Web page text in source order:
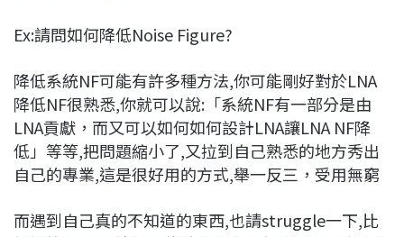
Ex:請問如何降低Noise Figure?
降低系統NF可能有許多種方法,你可能剛好對於LNA
降低NF很熟悉,你就可以說:「系統NF有一部分是由
LNA貢獻，而又可以如何如何設計LNA讓LNA NF降
低」等等,把問題縮小了,又拉到自己熟悉的地方秀出
自己的專業,這是很好用的方式,舉一反三，受用無窮
而遇到自己真的不知道的東西,也請struggle一下,比